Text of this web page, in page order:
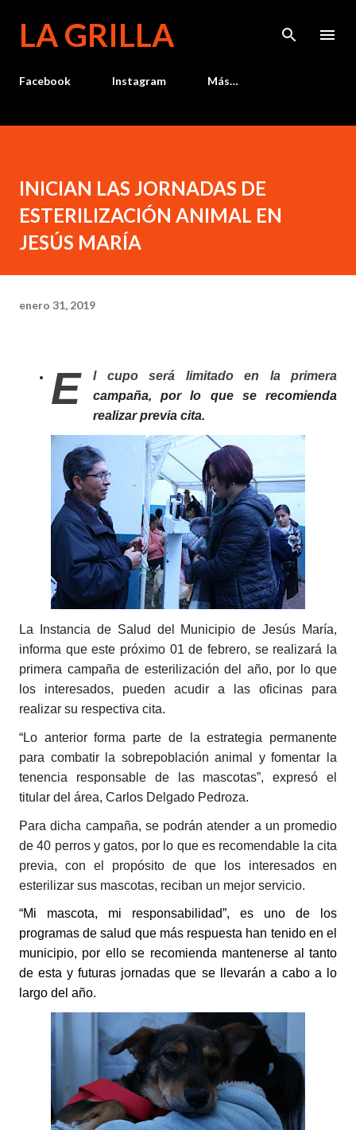
LA GRILLA
Facebook Instagram Más…
INICIAN LAS JORNADAS DE
ESTERILIZACIÓN ANIMAL EN
JESÚS MARÍA
enero 31, 2019
E
l cupo será limitado en la primera
campaña, por lo que se recomienda
realizar previa cita.
La Instancia de Salud del Municipio de Jesús María,
informa que este próximo 01 de febrero, se realizará la
primera campaña de esterilización del año, por lo que
los interesados, pueden acudir a las oficinas para
realizar su respectiva cita.
“Lo anterior forma parte de la estrategia permanente
para combatir la sobrepoblación animal y fomentar la
tenencia responsable de las mascotas”, expresó el
titular del área, Carlos Delgado Pedroza.
Para dicha campaña, se podrán atender a un promedio
de 40 perros y gatos, por lo que es recomendable la cita
previa, con el propósito de que los interesados en
esterilizar sus mascotas, reciban un mejor servicio.
“Mi mascota, mi responsabilidad”, es uno de los
programas de salud que más respuesta han tenido en el
municipio, por ello se recomienda mantenerse al tanto
de esta y futuras jornadas que se llevarán a cabo a lo
largo del año.